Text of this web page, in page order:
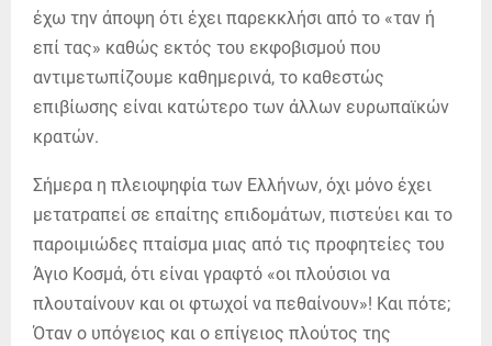
έχω την άποψη ότι έχει παρεκκλήσι από το «ταν ή
επί τας» καθώς εκτός του εκφοβισμού που
αντιμετωπίζουμε καθημερινά, το καθεστώς
επιβίωσης είναι κατώτερο των άλλων ευρωπαϊκών
κρατών.
Σήμερα η πλειοψηφία των Ελλήνων, όχι μόνο έχει
μετατραπεί σε επαίτης επιδομάτων, πιστεύει και το
παροιμιώδες πταίσμα μιας από τις προφητείες του
Άγιο Κοσμά, ότι είναι γραφτό «οι πλούσιοι να
πλουταίνουν και οι φτωχοί να πεθαίνουν»! Και πότε;
Όταν ο υπόγειος και ο επίγειος πλούτος της